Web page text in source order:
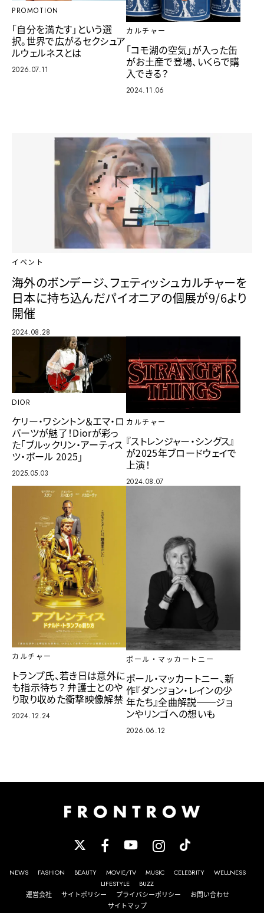
PROMOTION
「自分を満たす」という選
択。世界で広がるセクシュア
ルウェルネスとは
2026.07.11
カルチャー
「コモ湖の空気」が入った缶
がお土産で登場、いくらで購
入できる？
2024.11.06
イベント
海外のボンデージ、フェティッシュカルチャーを
日本に持ち込んだパイオニアの個展が9/6より
開催
2024.08.28
DIOR
ケリー・ワシントン＆エマ・ロ
バーツが魅了！Diorが彩っ
た「ブルックリン・アーティス
ツ・ボール 2025」
2025.05.03
カルチャー
『ストレンジャー・シングス』
が2025年ブロードウェイで
上演！
2024.08.07
カルチャー
トランプ氏、若き日は意外に
も指示待ち？ 弁護士とのや
り取り収めた衝撃映像解禁
2024.12.24
ポール・マッカートニー
ポール・マッカートニー、新
作『ダンジョン・レインの少
年たち』全曲解説──ジョ
ンやリンゴへの想いも
2026.06.12
NEWS FASHION BEAUTY MOVIE/TV MUSIC CELEBRITY
WELLNESS
LIFESTYLE
BUZZ
運営会社
サイトポリシー プライバシーポリシー
お問い合わせ
サイトマップ